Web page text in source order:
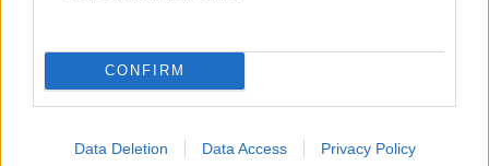
CONFIRM
Data Deletion Data Access Privacy Policy